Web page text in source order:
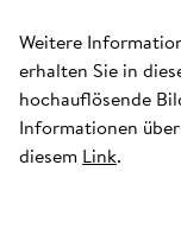
Weitere
erhalten Sie in
hochauflösende
Informationen
diesem Link.